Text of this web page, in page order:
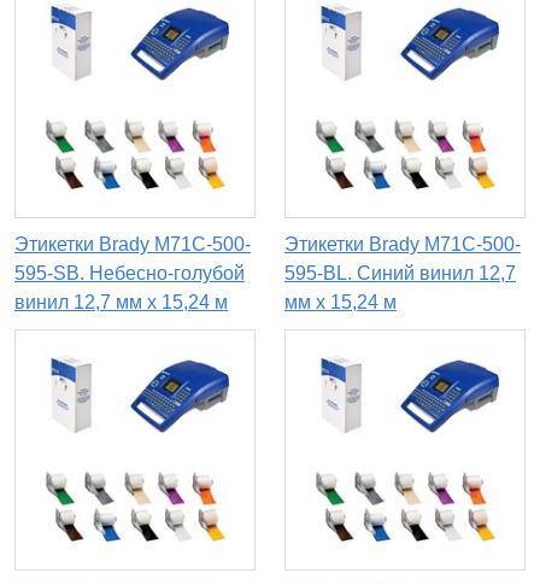
Этикетки Brady M71C-500-
595-SB. Небесно-голубой
винил 12,7 мм x 15,24 м
Этикетки Brady M71C-500-
595-BL. Синий винил 12,7
мм x 15,24 м